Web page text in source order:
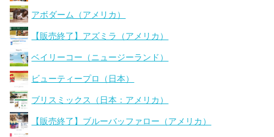
アボダーム（アメリカ）
【販売終了】アズミラ（アメリカ）
ベイリーコー（ニュージーランド）
ビューティープロ（日本）
ブリスミックス（日本：アメリカ）
【販売終了】ブルーバッファロー（アメリカ）